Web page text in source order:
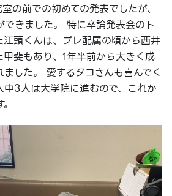
の前での初めての発表でしたが、
できました。 特に卒論発表会のト
江頭くんは、プレ配属の頃から西井
斐もあり、1年半前から大きく成
した。 愛するタコさんも喜んでく
3人は大学院に進むので、これか